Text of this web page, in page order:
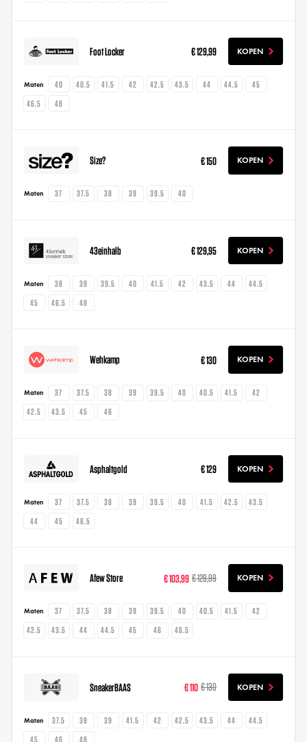
Foot Locker € 129,99 KOPEN
Maten 40 40.5 41.5 42 42.5 43.5 44 44.5
45
46.5
48
Size? € 150 KOPEN
Maten 37 37.5 38 39 39.5 40
43einhalb € 129,95 KOPEN
Maten 38 39 39.5 40 41.5 42 43.5 44
44.5
45
46.5 48
Wehkamp € 130 KOPEN
Maten 37 37.5 38 39 39.5 40 40.5 41.5
42
42.5
43.5 45 46
Asphaltgold € 129 KOPEN
Maten 37 37.5 38 39 39.5 40 41.5 42.5
43.5
44
45 46.5
Afew Store € 103,99 € 129,99 KOPEN
Maten 37 37.5 38 39 39.5 40 40.5 41.5
42
42.5
43.5 44 44.5 45 46 46.5
SneakerBAAS € 110 € 130 KOPEN
Maten 37.5 38 39 41.5 42 42.5 43.5 44
44.5
45
46 48